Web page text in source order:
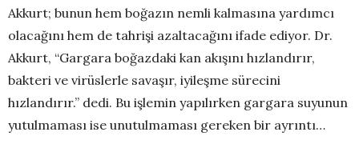
Akkurt; bunun hem boğazın nemli kalmasına yardımcı
olacağını hem de tahrişi azaltacağını ifade ediyor. Dr.
Akkurt, “Gargara boğazdaki kan akışını hızlandırır,
bakteri ve virüslerle savaşır, iyileşme sürecini
hızlandırır.” dedi. Bu işlemin yapılırken gargara suyunun
yutulmaması ise unutulmaması gereken bir ayrıntı…